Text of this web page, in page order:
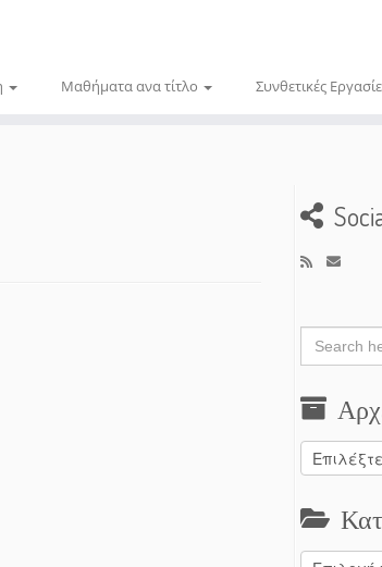
Μαθήματα ανα τίτλο Συνθετικές
Search
for:
Αρχείο
Κατηγορίες